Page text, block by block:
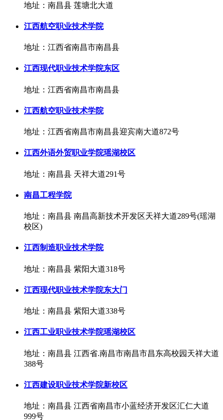
地址：南昌县 莲塘北大道
江西航空职业技术学院
地址：江西省南昌市南昌县
江西现代职业技术学院东区
地址：江西省南昌市南昌县
江西航空职业技术学院
地址：江西省南昌市南昌县迎宾南大道872号
江西外语外贸职业学院瑶湖校区
地址：南昌县 天祥大道291号
南昌工程学院
地址：南昌县 南昌高新技术开发区天祥大道289号(瑶湖
校区)
江西制造职业技术学院
地址：南昌县 紫阳大道318号
江西现代职业技术学院东大门
地址：南昌县 紫阳大道338号
江西工业职业技术学院瑶湖校区
地址：南昌县 江西省.南昌市南昌市昌东高校园天祥大道
388号
江西建设职业技术学院新校区
地址：南昌县 江西省南昌市小蓝经济开发区汇仁大道
999号